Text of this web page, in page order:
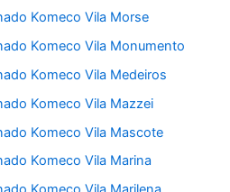
Komeco Vila Morse
Komeco Vila Monumento
Komeco Vila Medeiros
Komeco Vila Mazzei
Komeco Vila Mascote
Komeco Vila Marina